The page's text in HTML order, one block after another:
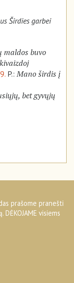
Širdies garbei
maldos buvo
P.:Mano širdis į
bet gyvųjų
prašome pranešti
visiems